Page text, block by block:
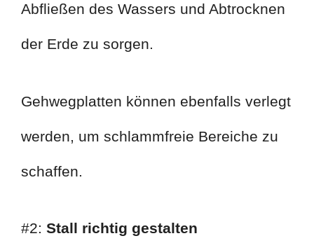
Abfließen des Wassers und Abtrocknen
der Erde zu sorgen.
Gehwegplatten können ebenfalls verlegt
werden, um schlammfreie Bereiche zu
schaffen.
#2: Stall richtig gestalten